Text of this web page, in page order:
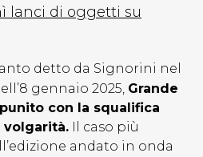
lanci di oggetti su
detto da Signorini nel
gennaio 2025, Grande
con la squalifica
Il caso più
andato in onda